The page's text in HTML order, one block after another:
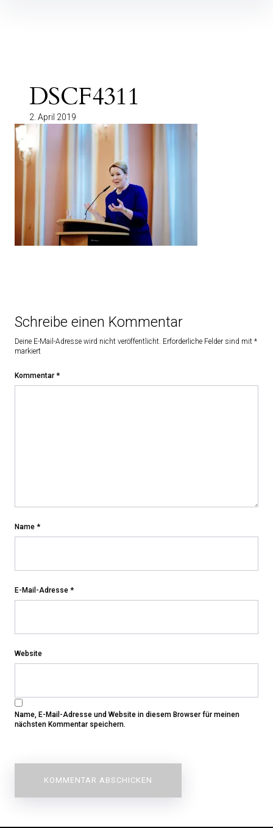
DSCF4311
2. April 2019
Schreibe einen Kommentar
Deine E-Mail-Adresse wird nicht veröffentlicht. Erforderliche Felder sind mit *
markiert
Kommentar *
Name *
E-Mail-Adresse *
Website
Name, E-Mail-Adresse und Website in diesem Browser für meinen
nächsten Kommentar speichern.